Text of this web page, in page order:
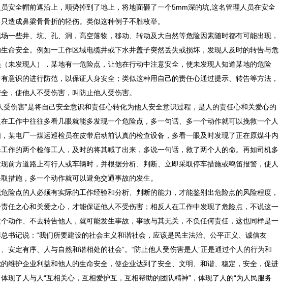
安全帽前遮沿上，顺势掉到了地上，将地面砸了一个5mm深的坑,这名管理人员在安全
造成鼻梁骨骨折的轻伤。类似这种例子不胜枚举。
些井、坑、孔、洞，高空落物，移动、转动及大自然等危险因素随时都有可能出现，
命安全。例如一工作区域电缆井或下水井盖子突然丢失或损坏，发现人及时的转告与危
未发现人），某地有一危险点，让他在行动中注意安全，使未发现人知道某地的危险
意识的进行防范，以保证人身安全；类似这种用自己的责任心通过提示、转告等方法，
，使他人不受伤害，叫防止他人受伤害。
伤害”是将自己安全意识和责任心转化为他人安全意识过程，是人的责任心和关爱心的
工作中往往多看几眼就能多发现一个危险点，多一句话、多一个动作就可以挽救一个人
某电厂一煤运巡检员在皮带启动前认真的检查设备，多看一眼及时发现了正在原煤斗内
作的两个检修工人，及时的将其喊了出来，多说一句话，救了两个人的命。再如司机多
前方道路上有行人或车辆时，并根据分析、判断、立即采取停车措施或鸣笛报警，使人
措施，多一个动作就可以避免交通事故的发生。
点的人必须有实际的工作经验和分析、判断的能力，才能鉴别出危险点的风险程度，
任之心和关爱之心，才能保证他人不受伤害；相反人在工作中发现了危险点，不说这一
动作、不去转告他人，就可能发生事故，事故与其无关，不负任何责任，这也同样是一
书记说：“我们所要建设的社会主义和谐社会，应该是民主法治、公平正义、诚信友
安定有序、人与自然和谐相处的社会”。“防止他人受伤害是人”正是通过个人的行为和
维护企业利益和他人的生命安全，使企业达到了安全、文明、和谐、稳定，安全，促进
现了人与人“互相关心，互相爱护互，互相帮助的团队精神”，体现了人的“为人民服务